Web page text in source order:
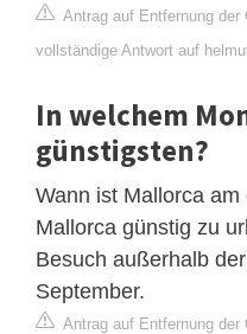
Antrag auf Entfernung der
vollständige Antwort auf
In welchem
günstigsten?
Wann ist Mallorca
Mallorca günstig zu
Besuch außerhalb
September.
Antrag auf Entfernung der